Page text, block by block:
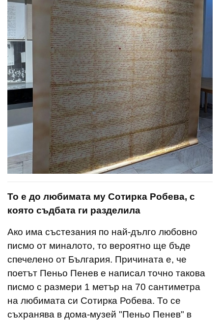
То е до любимата му Сотирка Робева, с
която съдбата ги разделила
Ако има състезания по най-дълго любовно
писмо от миналото, то вероятно ще бъде
спечелено от България. Причината е, че
поетът Пеньо Пенев е написал точно такова
писмо с размери 1 метър на 70 сантиметра
на любимата си Сотирка Робева. То се
съхранява в дома-музей "Пеньо Пенев" в